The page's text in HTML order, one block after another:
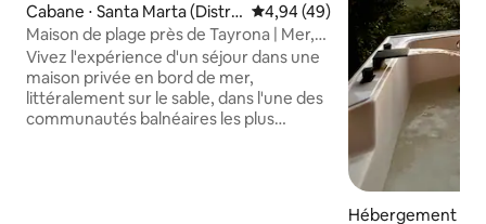
Cabane ⋅ Santa Marta (Distrit
o Turístico Cultural E Históric
o)
Évaluation moyenne sur la
4,94 (49)
Maison de plage près de Tayrona | Mer,
rivière et nature
Vivez l'expérience d'un séjour dans une
maison privée en bord de mer,
littéralement sur le sable, dans l'une des
communautés balnéaires les plus
Hébergement ⋅